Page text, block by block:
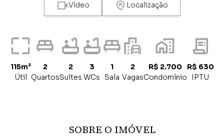
Vídeo Localização
115m²
Útil
2
Quartos
2
Suítes
3
WCs
1
Sala
2
Vagas
R$ 2.700
Condomínio
R$ 630
IPTU
SOBRE O IMÓVEL